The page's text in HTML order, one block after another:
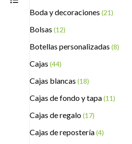
Boda y decoraciones (21)
Bolsas (12)
Botellas personalizadas (8)
Cajas (44)
Cajas blancas (18)
Cajas de fondo y tapa(11)
Cajas de regalo(17)
Cajas de repostería(4)